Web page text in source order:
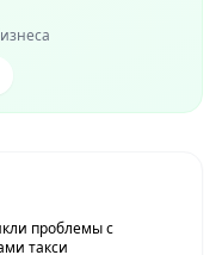
проблемы с
такси